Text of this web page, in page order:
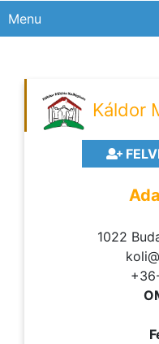
Menu
Káldor
1022